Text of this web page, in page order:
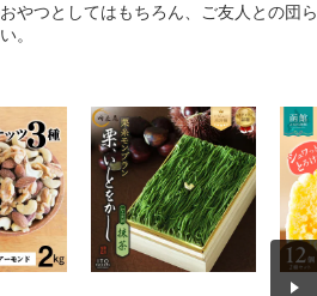
やつとしてはもちろん、ご友人との団ら
。